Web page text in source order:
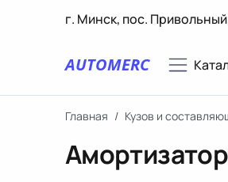
г. Минск, пос.
AUTOMERC
Главная / Кузов и